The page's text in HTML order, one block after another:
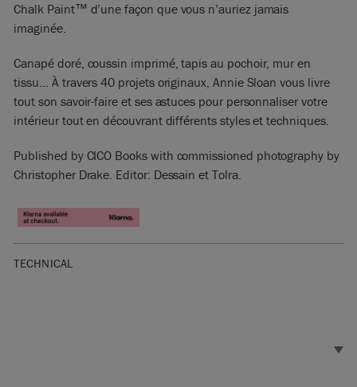
Chalk Paint™ d’une façon que vous n’auriez jamais
imaginée.
Canapé doré, coussin imprimé, tapis au pochoir, mur en
tissu… À travers 40 projets originaux, Annie Sloan vous livre
tout son savoir-faire et ses astuces pour personnaliser votre
intérieur tout en découvrant différents styles et techniques.
Published by CICO Books with commissioned photography by
Christopher Drake. Editor: Dessain et Tolra.
TECHNICAL